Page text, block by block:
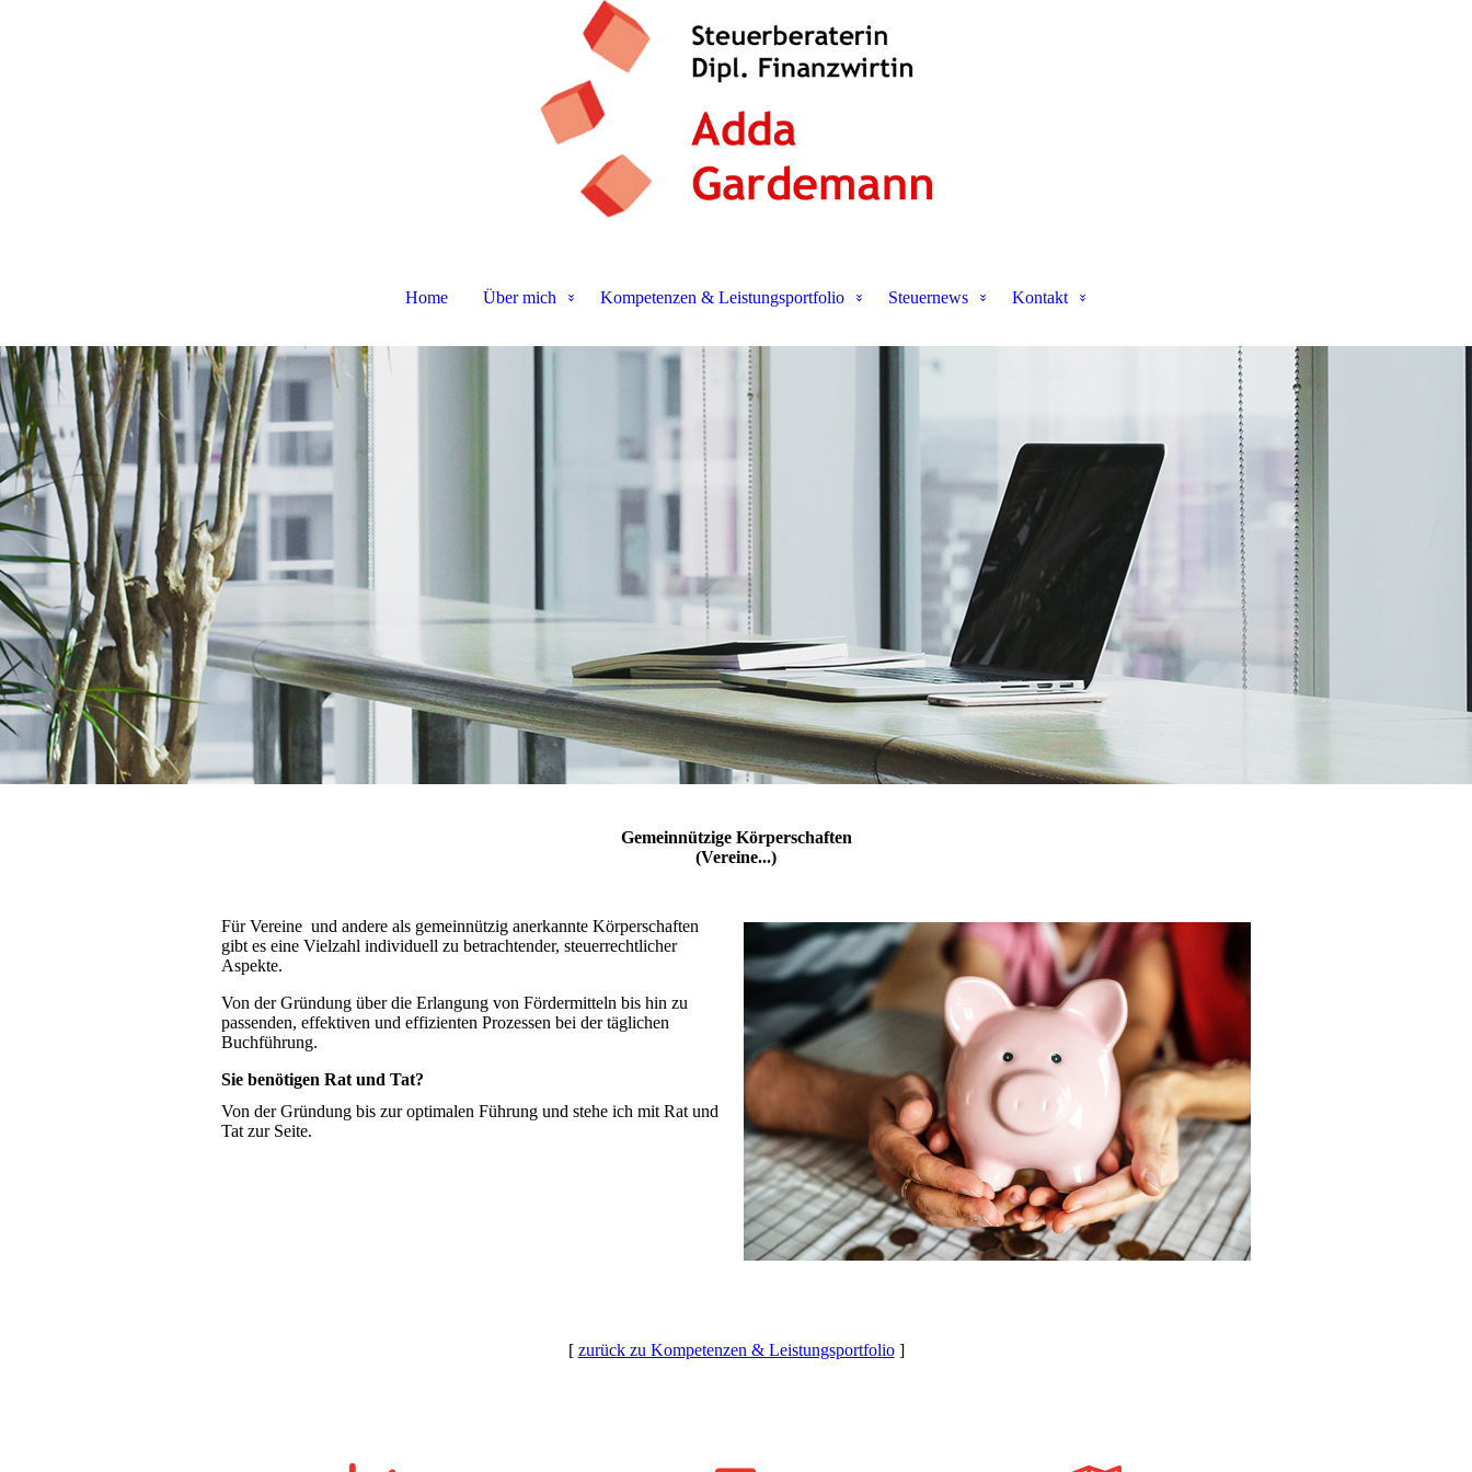
Home Über mich Kompetenzen & Leistungsportfolio Steuernews Kontakt
Gemeinnützige Körperschaften
(Vereine...)
Für Vereine und andere als gemeinnützig anerkannte Körperschaften
gibt es eine Vielzahl individuell zu betrachtender, steuerrechtlicher
Aspekte.
Von der Gründung über die Erlangung von Fördermitteln bis hin zu
passenden, effektiven und effizienten Prozessen bei der täglichen
Buchführung.
Sie benötigen Rat und Tat?
Von der Gründung bis zur optimalen Führung und stehe ich mit Rat und
Tat zur Seite.
[ zurück zu Kompetenzen & Leistungsportfolio]